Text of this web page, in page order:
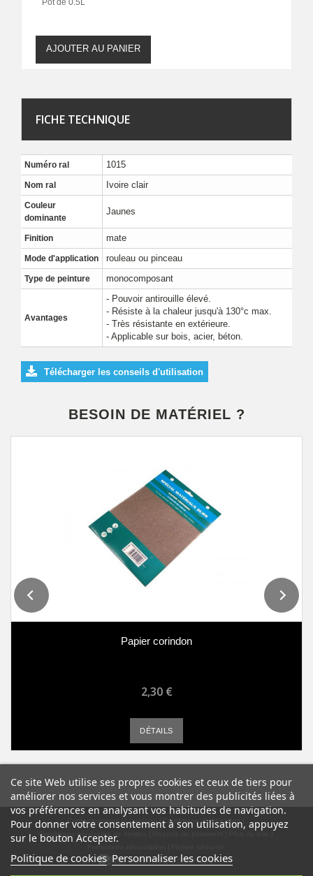
Pot de 0.5L
AJOUTER AU PANIER
FICHE TECHNIQUE
Numéro ral 1015
Nom ral Ivoire clair
Couleur
dominante
Jaunes
Finition mate
Mode d'application rouleau ou pinceau
Type de peinture monocomposant
Avantages
- Pouvoir antirouille élevé.
- Résiste à la chaleur jusqu'à 130°c max.
- Très résistante en extérieure.
- Applicable sur bois, acier, béton.
Télécharger les conseils d'utilisation
BESOIN DE MATÉRIEL ?
Papier corindon
2,30 €
DÉTAILS
Contactez-nous Livraison
Conditions d'utilisation
Conditions générales de ventes
Formulaire rétractation
Ce site Web utilise ses propres cookies et ceux de tiers pour
améliorer nos services et vous montrer des publicités liées à
vos préférences en analysant vos habitudes de navigation.
Pour donner votre consentement à son utilisation, appuyez
sur le bouton Accepter.
Politique de cookies Personnaliser les cookies